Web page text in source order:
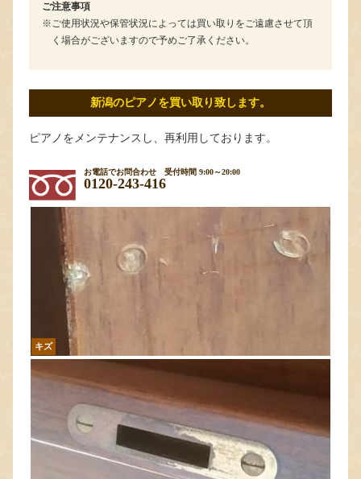
ご注意事項
ご使用状況や保管状況によっては買い取りをご遠慮させて頂
く場合がございますので予めご了承ください。
新潟のピアノを買い取り致します。
ピアノをメンテナンスし、再利用しております。
お電話でお問合わせ 受付時間 9:00～20:00
0120-243-416
キズ